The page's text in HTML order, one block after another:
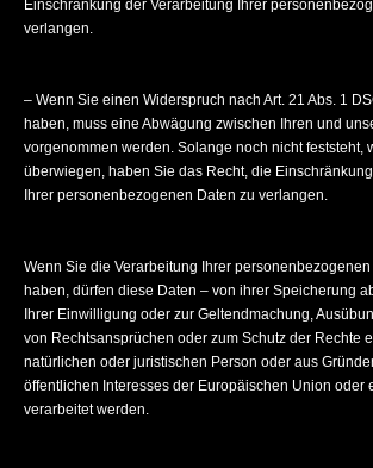
Einschränkung der Verarbeitung Ihrer
verlangen.
– Wenn Sie einen Widerspruch nach Art. 21 Abs. 1
haben, muss eine Abwägung zwischen Ihren und
vorgenommen werden. Solange noch nicht feststeht,
überwiegen, haben Sie das Recht, die
Ihrer personenbezogenen Daten zu verlangen.
Wenn Sie die Verarbeitung Ihrer
haben, dürfen diese Daten – von ihrer Speicherung
Ihrer Einwilligung oder zur Geltendmachung,
von Rechtsansprüchen oder zum Schutz der Rechte
natürlichen oder juristischen Person oder aus
öffentlichen Interesses der Europäischen Union oder
verarbeitet werden.